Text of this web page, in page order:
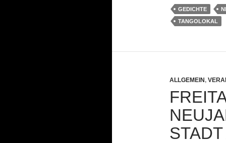
GEDICHTE
TANGOLOKAL
ALLGEMEIN,